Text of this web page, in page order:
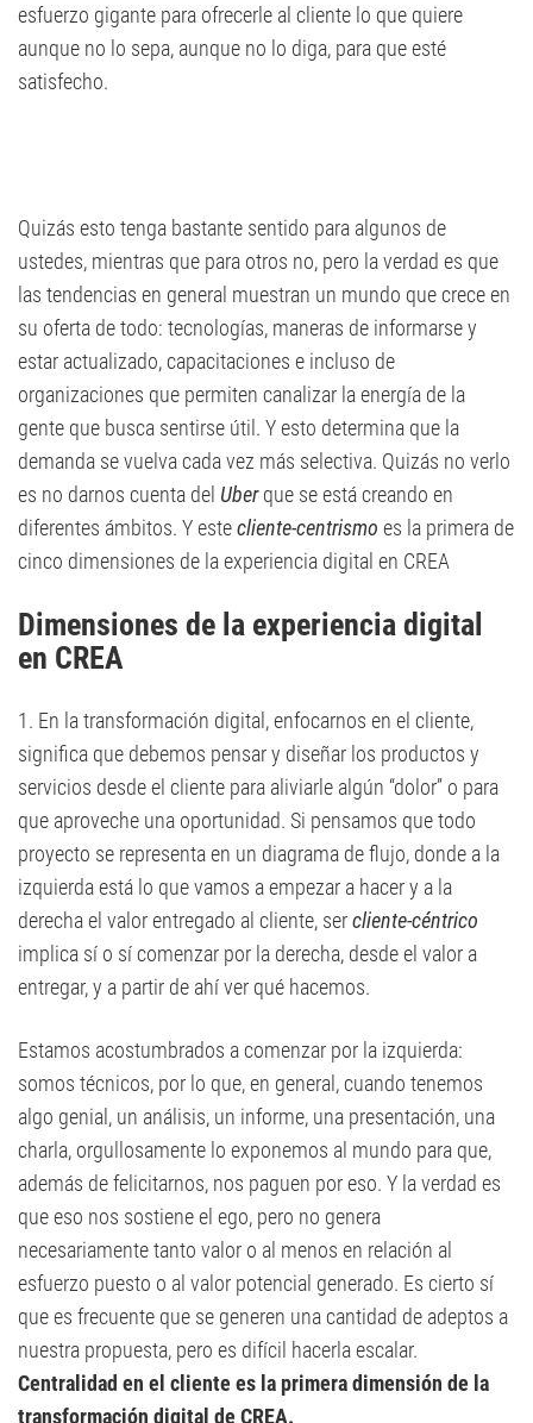
esfuerzo gigante para ofrecerle al cliente lo que quiere
aunque no lo sepa, aunque no lo diga, para que esté
satisfecho.
Quizás esto tenga bastante sentido para algunos de
ustedes, mientras que para otros no, pero la verdad es que
las tendencias en general muestran un mundo que crece en
su oferta de todo: tecnologías, maneras de informarse y
estar actualizado, capacitaciones e incluso de
organizaciones que permiten canalizar la energía de la
gente que busca sentirse útil. Y esto determina que la
demanda se vuelva cada vez más selectiva. Quizás no verlo
es no darnos cuenta del Uberque se está creando en
diferentes ámbitos. Y estecliente-centrismo es la primera de
cinco dimensiones de la experiencia digital en CREA
Dimensiones de la experiencia digital
en CREA
1. En la transformación digital, enfocarnos en el cliente,
significa que debemos pensar y diseñar los productos y
servicios desde el cliente para aliviarle algún “dolor” o para
que aproveche una oportunidad. Si pensamos que todo
proyecto se representa en un diagrama de flujo, donde a la
izquierda está lo que vamos a empezar a hacer y a la
derecha el valor entregado al cliente, sercliente-céntrico
implica sí o sí comenzar por la derecha, desde el valor a
entregar, y a partir de ahí ver qué hacemos.
Estamos acostumbrados a comenzar por la izquierda:
somos técnicos, por lo que, en general, cuando tenemos
algo genial, un análisis, un informe, una presentación, una
charla, orgullosamente lo exponemos al mundo para que,
además de felicitarnos, nos paguen por eso. Y la verdad es
que eso nos sostiene el ego, pero no genera
necesariamente tanto valor o al menos en relación al
esfuerzo puesto o al valor potencial generado. Es cierto sí
que es frecuente que se generen una cantidad de adeptos a
nuestra propuesta, pero es difícil hacerla escalar.
Centralidad en el cliente es la primera dimensión de la
transformación digital de CREA.